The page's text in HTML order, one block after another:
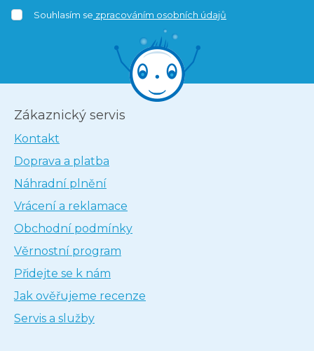
Souhlasím se zpracováním osobních údajů
Zákaznický servis
Kontakt
Doprava a platba
Náhradní plnění
Vrácení a reklamace
Obchodní podmínky
Věrnostní program
Přidejte se k nám
Jak ověřujeme recenze
Servis a služby